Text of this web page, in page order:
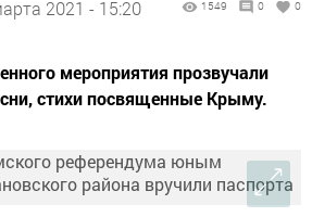
2021 - 15:20 1549 0 0
мероприятия прозвучали
стихи посвященные Крыму.